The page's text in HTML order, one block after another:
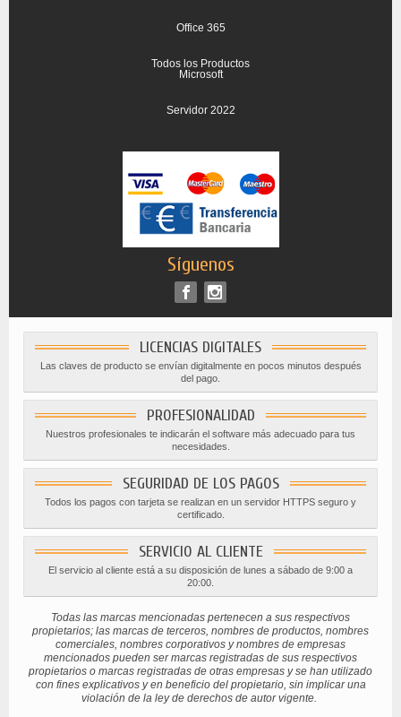
Office 365
Todos los Productos
Microsoft
Servidor 2022
Síguenos
LICENCIAS DIGITALES
Las claves de producto se envían digitalmente en pocos minutos después
del pago.
PROFESIONALIDAD
Nuestros profesionales te indicarán el software más adecuado para tus
necesidades.
SEGURIDAD DE LOS PAGOS
Todos los pagos con tarjeta se realizan en un servidor HTTPS seguro y
certificado.
SERVICIO AL CLIENTE
El servicio al cliente está a su disposición de lunes a sábado de 9:00 a
20:00.
Todas las marcas mencionadas pertenecen a sus respectivos
propietarios; las marcas de terceros, nombres de productos, nombres
comerciales, nombres corporativos y nombres de empresas
mencionados pueden ser marcas registradas de sus respectivos
propietarios o marcas registradas de otras empresas y se han utilizado
con fines explicativos y en beneficio del propietario, sin implicar una
violación de la ley de derechos de autor vigente.